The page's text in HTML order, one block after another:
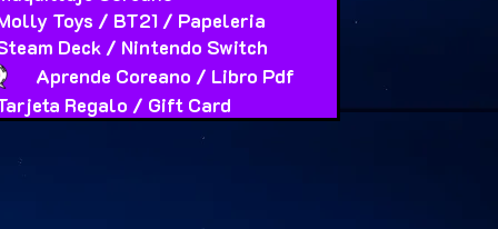
Toys / BT21 / Papeleria
Deck / Nintendo Switch
Aprende Coreano / Libro Pdf
Regalo / Gift Card